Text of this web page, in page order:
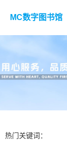
MC数字图书馆
热门关键词：